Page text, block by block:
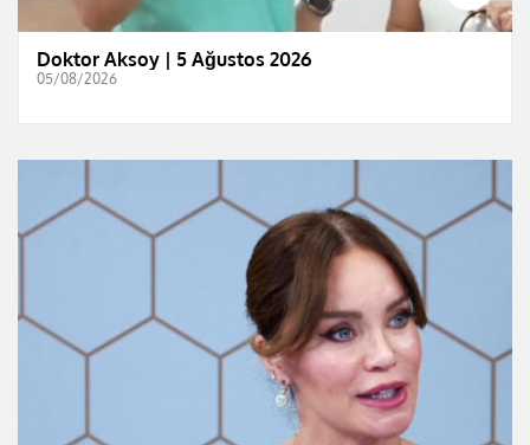
Doktor Aksoy | 5 Ağustos 2026
05/08/2026